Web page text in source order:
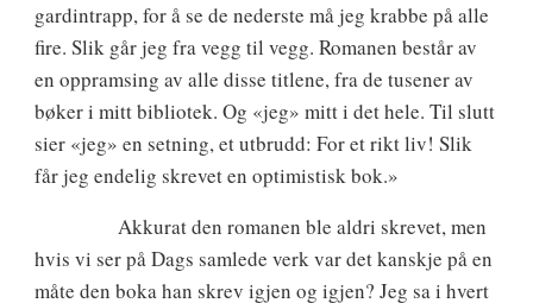
gardintrapp, for å se de nederste må jeg krabbe på alle
fire. Slik går jeg fra vegg til vegg. Romanen består av
en oppramsing av alle disse titlene, fra de tusener av
bøker i mitt bibliotek. Og «jeg» mitt i det hele. Til slutt
sier «jeg» en setning, et utbrudd: For et rikt liv! Slik
får jeg endelig skrevet en optimistisk bok.»
Akkurat den romanen ble aldri skrevet, men
hvis vi ser på Dags samlede verk var det kanskje på en
måte den boka han skrev igjen og igjen? Jeg sa i hvert